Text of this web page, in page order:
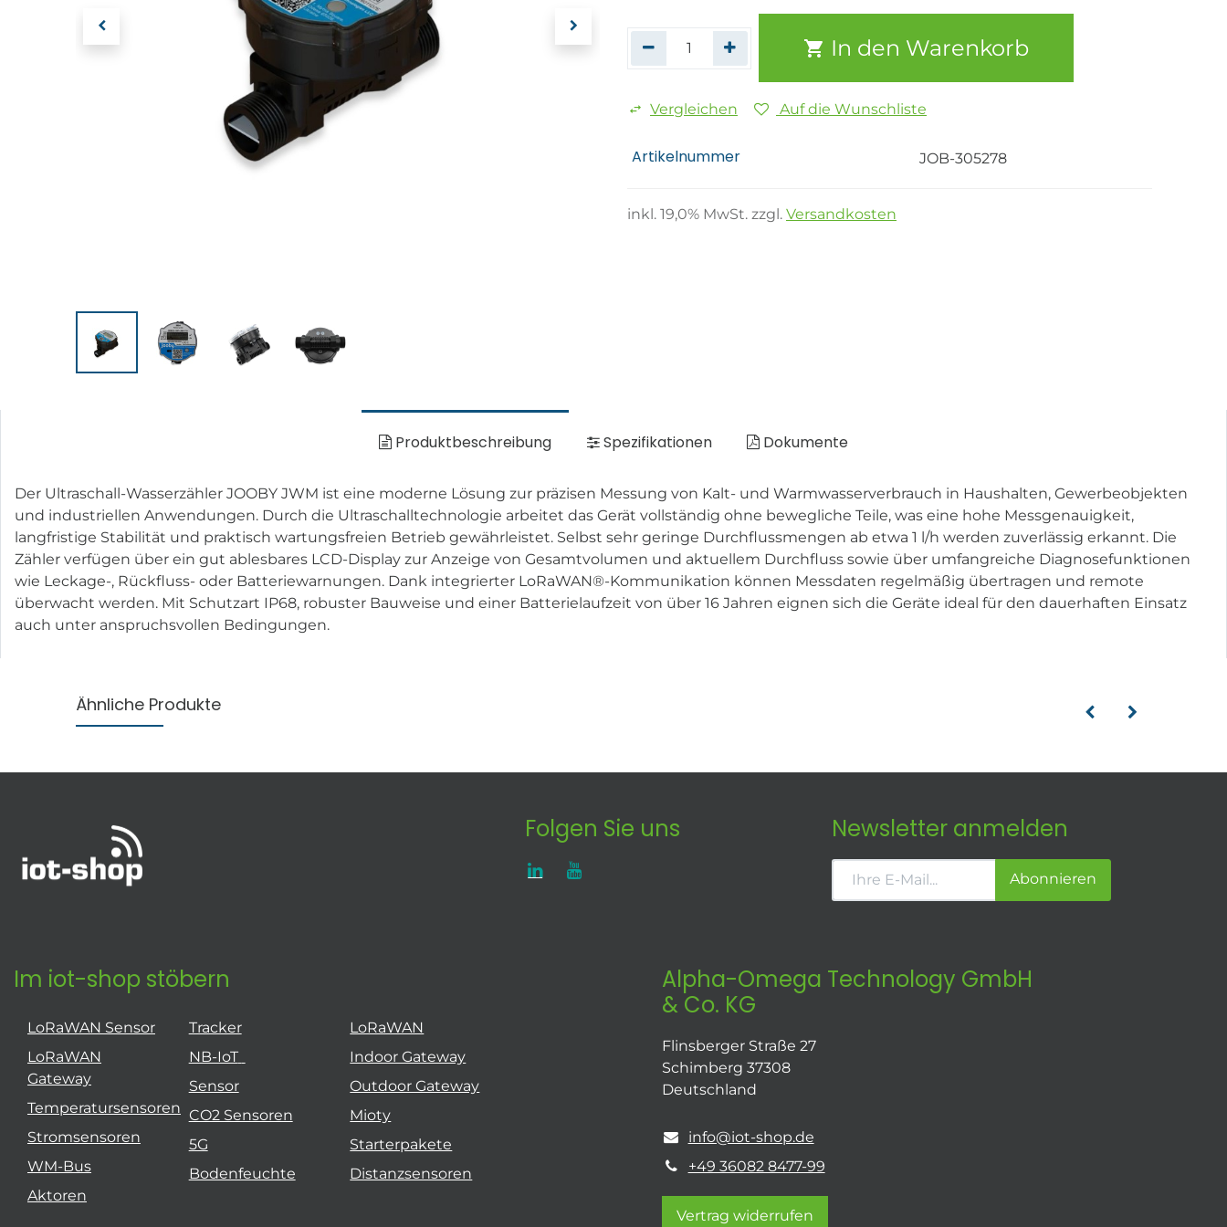
In den Warenkorb
Vergleichen Auf die Wunschliste
Artikelnummer JOB-305278
inkl. 19,0% MwSt. zzgl. Versandkosten
Produktbeschreibung Spezifikationen Dokumente
Der Ultraschall-Wasserzähler JOOBY JWM ist eine moderne Lösung zur präzisen Messung von Kalt- und Warmwasserverbrauch in Haushalten, Gewerbeobjekten
und industriellen Anwendungen. Durch die Ultraschalltechnologie arbeitet das Gerät vollständig ohne bewegliche Teile, was eine hohe Messgenauigkeit,
langfristige Stabilität und praktisch wartungsfreien Betrieb gewährleistet. Selbst sehr geringe Durchflussmengen ab etwa 1 l/h werden zuverlässig erkannt. Die
Zähler verfügen über ein gut ablesbares LCD-Display zur Anzeige von Gesamtvolumen und aktuellem Durchfluss sowie über umfangreiche Diagnosefunktionen
wie Leckage-, Rückfluss- oder Batteriewarnungen. Dank integrierter LoRaWAN®-Kommunikation können Messdaten regelmäßig übertragen und remote
überwacht werden. Mit Schutzart IP68, robuster Bauweise und einer Batterielaufzeit von über 16 Jahren eignen sich die Geräte ideal für den dauerhaften Einsatz
auch unter anspruchsvollen Bedingungen.
Ähnliche Produkte
Folgen Sie uns Newsletter anmelden
Abonnieren
Im iot-shop stöbern
LoRaWAN Sensor
LoRaWAN
Gateway
Temperatursensoren
Stromsensoren
WM-Bus
Aktoren
Tracker
NB-IoT
Sensor
CO2 Sensoren
5G
Bodenfeuchte
LoRaWAN
Indoor Gateway
Outdoor Gateway
Mioty
Starterpakete
Distanzsensoren
Alpha-Omega Technology GmbH
& Co. KG
Flinsberger Straße 27
Schimberg 37308
Deutschland
info@iot-shop.de
+49 36082 8477-99
Vertrag widerrufen